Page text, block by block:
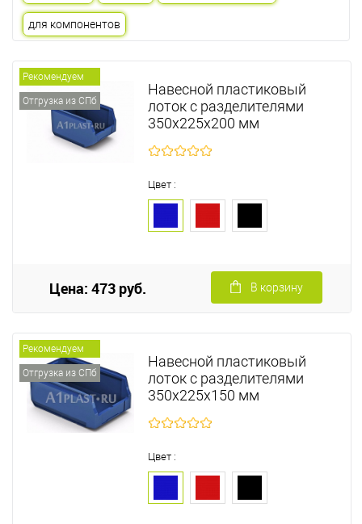
для компонентов
Рекомендуем
Отгрузка из СПб
Навесной пластиковый
лоток с разделителями
350х225х200 мм
Цвет :
Цена: 473 руб. В корзину
Рекомендуем
Отгрузка из СПб
Навесной пластиковый
лоток с разделителями
350х225х150 мм
Цвет :